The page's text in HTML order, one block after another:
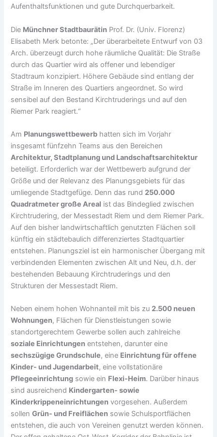
Aufenthaltsfunktionen und gute Durchquerbarkeit.
Die Münchner Stadtbaurätin Prof. Dr. (Univ. Florenz)
Elisabeth Merk betonte: „Der überarbeitete Entwurf von 03
Arch. überzeugt durch hohe räumliche Qualität: Die Straße
durch das Quartier wird als offener und lebendiger
Stadtraum konzipiert. Höhere Gebäude sind entlang der
Straße im Inneren des Quartiers angeordnet. So wird
sensibel auf den Bestand Kirchtruderings und auf den
Riemer Park reagiert.“
Am Planungswettbewerb hatten sich im Vorjahr
insgesamt fünfzehn Teams aus den Bereichen
Architektur, Stadtplanung und Landschaftsarchitektur
beteiligt. Erforderlich war der Wettbewerb aufgrund der
Größe und der Relevanz des Planungsgebiets für das
umliegende Stadtgefüge. Denn das rund 250.000
Quadratmeter große Areal ist das Bindeglied zwischen
Kirchtrudering, der Messestadt Riem und dem Riemer Park.
Auf den bisher landwirtschaftlich genutzten Flächen soll
künftig ein städtebaulich differenziertes Stadtquartier
entstehen. Planungsziel ist ein harmonischer Übergang mit
verbindenden Elementen zwischen Alt und Neu, d.h. der
bestehenden Bebauung Kirchtruderings und den
Strukturen der Messestadt Riem.
Neben einem hohen Wohnanteil mit bis zu 2.500 neuen
Wohnungen, Flächen für Dienstleistungen sowie
standortgerechtem Gewerbe sollen auch zahlreiche
soziale Einrichtungen entstehen, darunter eine
sechszügige Grundschule, eine Einrichtung für offene
Kinder- und Jugendarbeit, eine vollstationäre
Pflegeeinrichtung sowie ein Flexi-Heim. Darüber hinaus
sind ausreichend Kindergarten- sowie
Kinderkrippeneinrichtungen vorgesehen. Außerdem
sollenGrün- und Freiflächen sowie Schulsportflächen
entstehen, die auch von Vereinen genutzt werden können.